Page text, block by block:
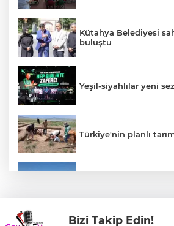
Kütahya Belediyesi
buluştu
Yeşil-siyahlılar yeni
Türkiye'nin planlı
Bizi Takip Edin!